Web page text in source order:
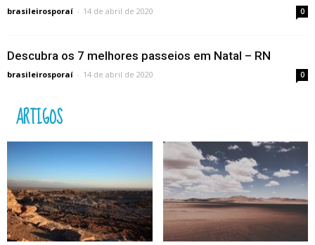
brasileirosporaí - 14 de abril de 2020 0
Descubra os 7 melhores passeios em Natal – RN
brasileirosporaí - 14 de abril de 2020 0
ARTIGOS